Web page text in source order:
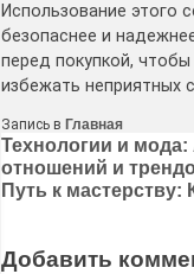
Использование этого
безопаснее и
перед покупкой,
избежать неприятных
Запись в Главная
Навигация
по
Технологии и
отношений и
Путь к мастерству:
Добавить